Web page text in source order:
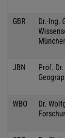
GBR
Dr.-Ing.
JBN
Prof.
WBO
Dr.